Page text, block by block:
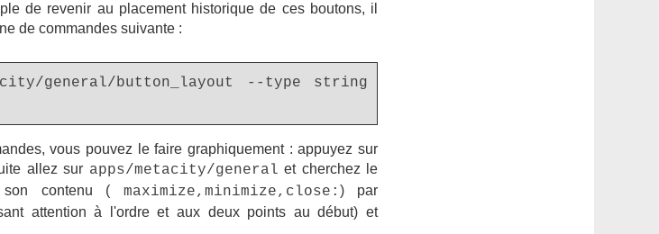
de revenir au placement historique de ces boutons, il
de commandes suivante :
general/button_layout --type string
vous pouvez le faire graphiquement : appuyez sur
allez sur apps/metacity/general et cherchez le
son contenu ( maximize,minimize,close: ) par
attention à l'ordre et aux deux points au début) et